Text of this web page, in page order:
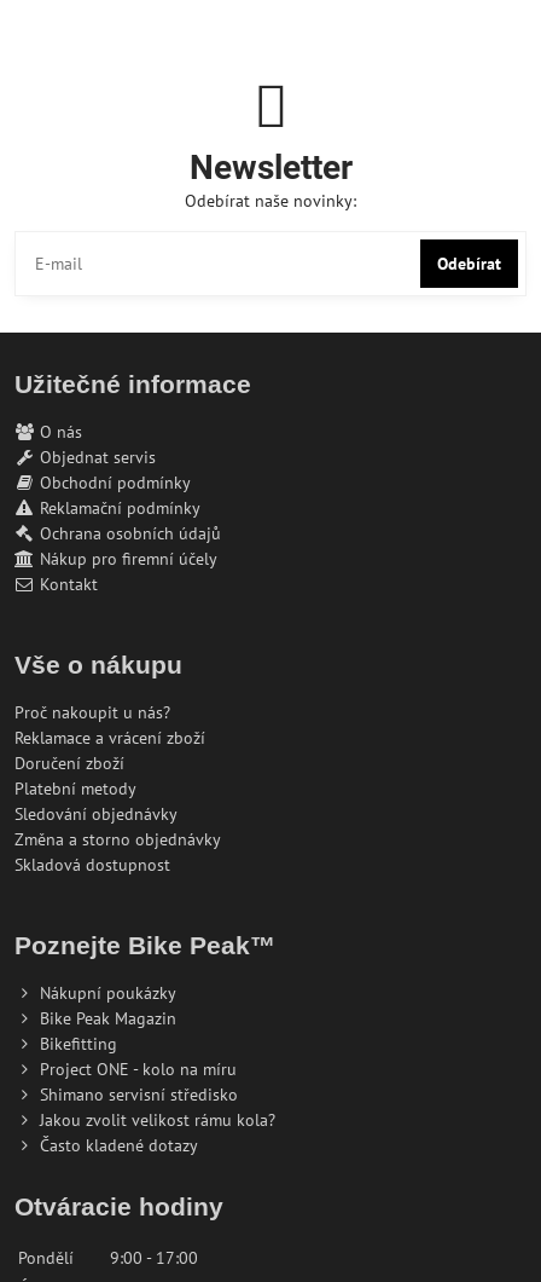
Newsletter
Odebírat naše novinky:
Odebírat
Užitečné informace
O nás
Objednat servis
Obchodní podmínky
Reklamační podmínky
Ochrana osobních údajů
Nákup pro firemní účely
Kontakt
Vše o nákupu
Proč nakoupit u nás?
Reklamace a vrácení zboží
Doručení zboží
Platební metody
Sledování objednávky
Změna a storno objednávky
Skladová dostupnost
Poznejte Bike Peak™
Nákupní poukázky
Bike Peak Magazin
Bikefitting
Project ONE - kolo na míru
Shimano servisní středisko
Jakou zvolit velikost rámu kola?
Často kladené dotazy
Otváracie hodiny
Pondělí
9:00 - 17:00